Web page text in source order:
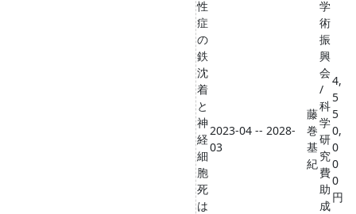
性
症
の
鉄
沈
着
と
神
経
細
胞
死
は
2023-04 -- 2028-
03
藤
巻
基
紀
学
術
振
興
会
/
科
学
研
究
費
助
成
4,
5
5
0,
0
0
0
円